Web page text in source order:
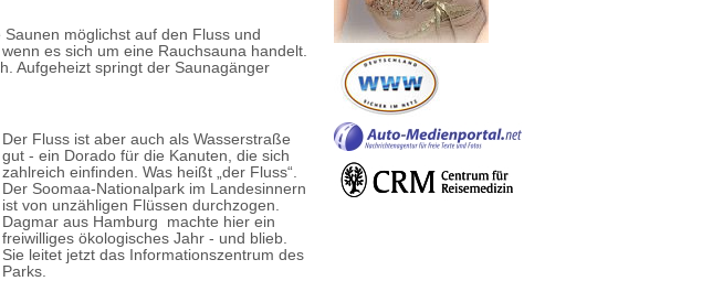
möglichst auf den Fluss und
es sich um eine Rauchsauna handelt.
Aufgeheizt springt der Saunagänger
Der Fluss ist aber auch als Wasserstraße
gut - ein Dorado für die Kanuten, die sich
zahlreich einfinden. Was heißt „der Fluss“.
Der Soomaa-Nationalpark im Landesinnern
ist von unzähligen Flüssen durchzogen.
Dagmar aus Hamburg machte hier ein
freiwilliges ökologisches Jahr - und blieb.
Sie leitet jetzt das Informationszentrum des
Parks.